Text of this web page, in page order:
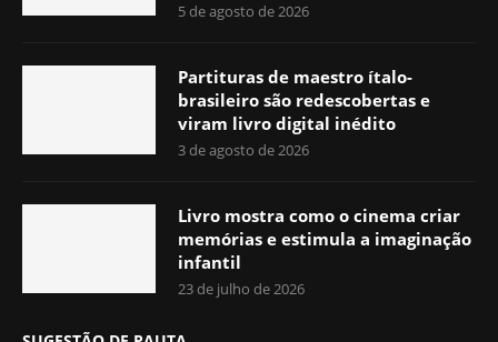
5 de agosto de 2026
Partituras de maestro ítalo-
brasileiro são redescobertas e
viram livro digital inédito
3 de agosto de 2026
Livro mostra como o cinema criar
memórias e estimula a imaginação
infantil
23 de julho de 2026